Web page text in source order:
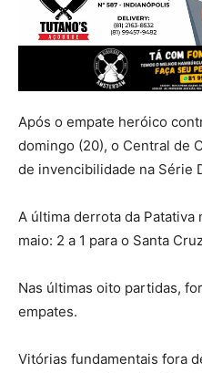
Após o empate heróico
domingo (20), o Central de
de invencibilidade na Série
A última derrota da Patativa
maio: 2 a 1 para o Santa
Nas últimas oito partidas,
empates.
Vitórias fundamentais fora